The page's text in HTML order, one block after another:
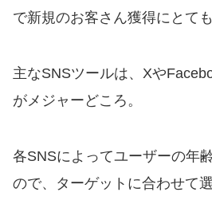
で新規のお客さん獲得にとても
主なSNSツールは、Xや
がメジャーどころ。
各SNSによってユーザーの年
ので、ターゲットに合わせて選